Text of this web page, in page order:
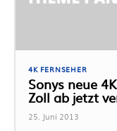
4K FERNSEHER
Sonys neue
Zoll ab jetzt
25. Juni 2013